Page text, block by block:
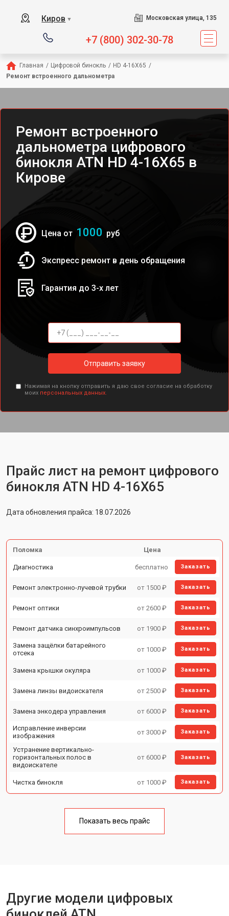
Киров ▼ Московская улица, 135
+7 (800) 302-30-78
Главная / Цифровой бинокль / HD 4-16X65 /
Ремонт встроенного дальнометра
Ремонт встроенного
дальнометра цифрового
бинокля ATN HD 4-16X65 в
Кирове
Цена от 1000 руб
Экспресс ремонт в день обращения
Гарантия до 3-х лет
Отправить заявку
Нажимая на кнопку отправить я даю свое согласие на обработку
моих персональных данных.
Прайс лист на ремонт цифрового
бинокля ATN HD 4-16X65
Дата обновления прайса: 18.07.2026
Поломка Цена
Диагностика бесплатно Заказать
Ремонт электронно-лучевой трубки от 1500 ₽ Заказать
Ремонт оптики от 2600 ₽ Заказать
Ремонт датчика синхроимпульсов от 1900 ₽ Заказать
Замена защёлки батарейного
отсека
от 1000 ₽ Заказать
Замена крышки окуляра от 1000 ₽ Заказать
Замена линзы видоискателя от 2500 ₽ Заказать
Замена энкодера управления от 6000 ₽ Заказать
Исправление инверсии
изображения
от 3000 ₽ Заказать
Устранение вертикально-
горизонтальных полос в
видоискателе
от 6000 ₽ Заказать
Чистка бинокля от 1000 ₽ Заказать
Замена объективов с улучшением
от 1500 ₽
Ремонт цепи питания
Показать весь прайс
Другие модели цифровых